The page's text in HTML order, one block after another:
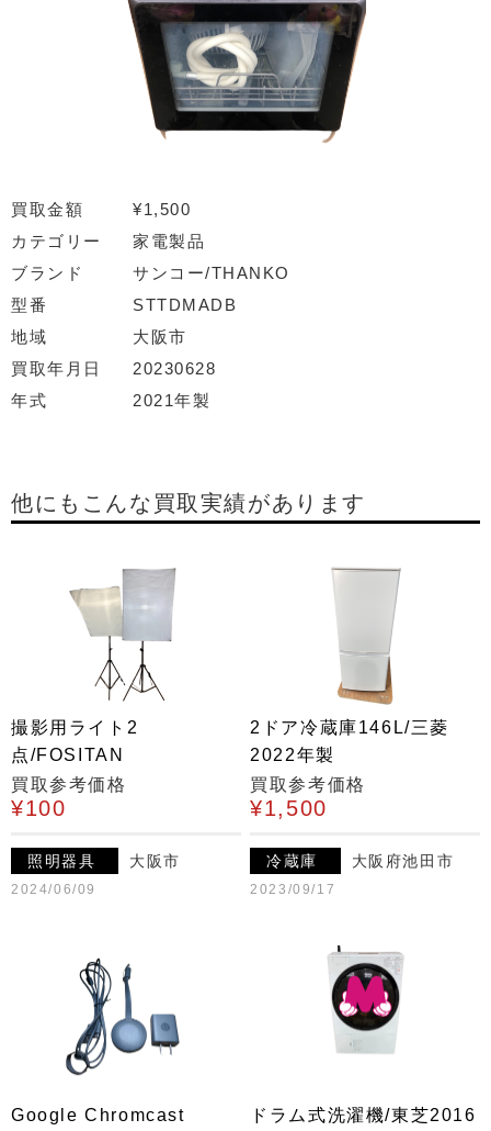
買取金額
¥1,500
カテゴリー
家電製品
ブランド
サンコー/THANKO
型番
STTDMADB
地域
大阪市
買取年月日
20230628
年式
2021年製
他にもこんな買取実績があります
撮影用ライト2
点/FOSITAN
買取参考価格
¥100
照明器具 大阪市
2024/06/09
2ドア冷蔵庫146L/三菱
2022年製
買取参考価格
¥1,500
冷蔵庫 大阪府池田市
2023/09/17
Google Chromcast
ドラム式洗濯機/東芝2016